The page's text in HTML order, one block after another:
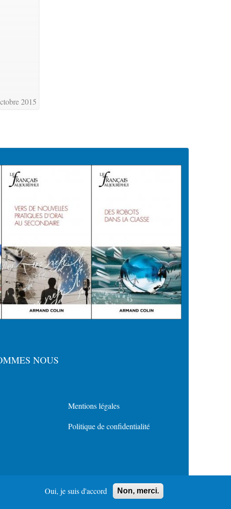
2015
NOUS
Menu
Policy
Mentions légales
Politique de confidentialité
Oui, je suis d'accord Non, merci.